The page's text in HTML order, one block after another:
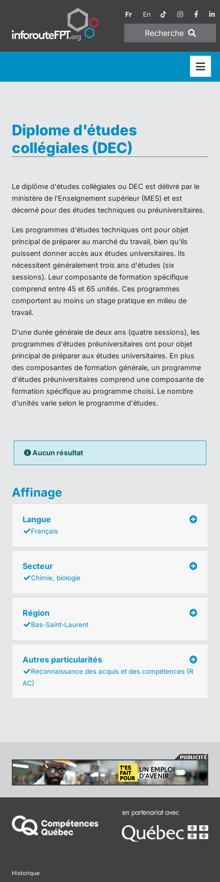
Fr En
Recherche
Diplome d'études
collégiales (DEC)
Le diplôme d'études collégiales ou DEC est délivré par le
ministère de l'Enseignement supérieur (MES) et est
décerné pour des études techniques ou préuniversitaires.
Les programmes d'études techniques ont pour objet
principal de préparer au marché du travail, bien qu'ils
puissent donner accès aux études universitaires. Ils
nécessitent généralement trois ans d'études (six
sessions). Leur composante de formation spécifique
comprend entre 45 et 65 unités. Ces programmes
comportent au moins un stage pratique en milieu de
travail.
D'une durée générale de deux ans (quatre sessions), les
programmes d'études préuniversitaires ont pour objet
principal de préparer aux études universitaires. En plus
des composantes de formation générale, un programme
d'études préuniversitaires comprend une composante de
formation spécifique au programme choisi. Le nombre
d'unités varie selon le programme d'études.
Aucun résultat
Affinage
Langue
Français
Secteur
Chimie, biologie
Région
Bas-Saint-Laurent
Autres particularités
Reconnaissance des acquis et des compétences (R
AC)
Historique